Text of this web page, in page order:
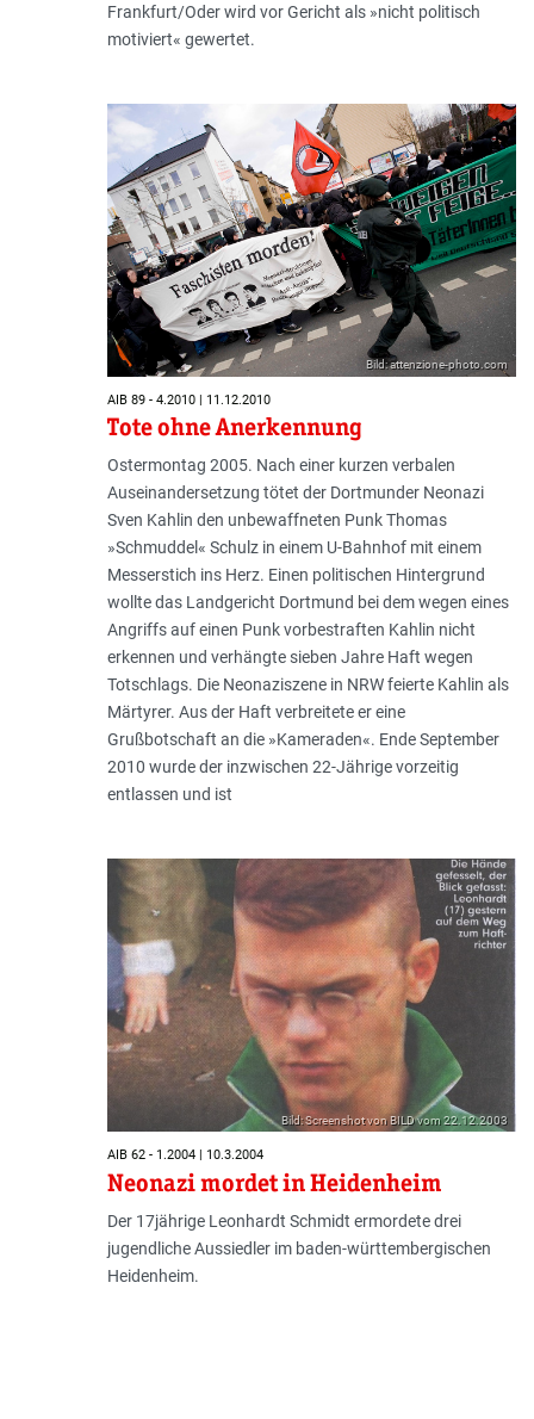
Frankfurt/Oder wird vor Gericht als »nicht politisch
motiviert« gewertet.
Bild: attenzione-photo.com
AIB 89 - 4.2010 | 11.12.2010
Tote ohne Anerkennung
Ostermontag 2005. Nach einer kurzen verbalen
Auseinandersetzung tötet der Dortmunder Neonazi
Sven Kahlin den unbewaffneten Punk Thomas
»Schmuddel« Schulz in einem U-Bahnhof mit einem
Messerstich ins Herz. Einen politischen Hintergrund
wollte das Landgericht Dortmund bei dem wegen eines
Angriffs auf einen Punk vorbestraften Kahlin nicht
erkennen und verhängte sieben Jahre Haft wegen
Totschlags. Die Neonaziszene in NRW feierte Kahlin als
Märtyrer. Aus der Haft verbreitete er eine
Grußbotschaft an die »Kameraden«. Ende September
2010 wurde der inzwischen 22-Jährige vorzeitig
entlassen und ist
Bild: Screenshot von BILD vom 22.12.2003
AIB 62 - 1.2004 | 10.3.2004
Neonazi mordet in Heidenheim
Der 17jährige Leonhardt Schmidt ermordete drei
jugendliche Aus­sied­ler im baden-württembergischen
Heiden­heim.